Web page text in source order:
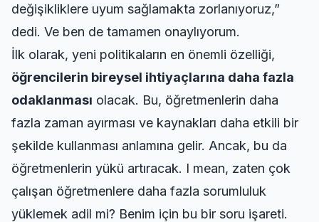
değişikliklere uyum sağlamakta zorlanıyoruz,”
dedi. Ve ben de tamamen onaylıyorum.
İlk olarak, yeni politikaların en önemli özelliği,
öğrencilerin bireysel ihtiyaçlarına daha fazla
odaklanması olacak. Bu, öğretmenlerin daha
fazla zaman ayırması ve kaynakları daha etkili bir
şekilde kullanması anlamına gelir. Ancak, bu da
öğretmenlerin yükü artıracak. I mean, zaten çok
çalışan öğretmenlere daha fazla sorumluluk
yüklemek adil mi? Benim için bu bir soru işareti.